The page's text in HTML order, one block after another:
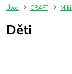
Úvod CRAFT
Děti